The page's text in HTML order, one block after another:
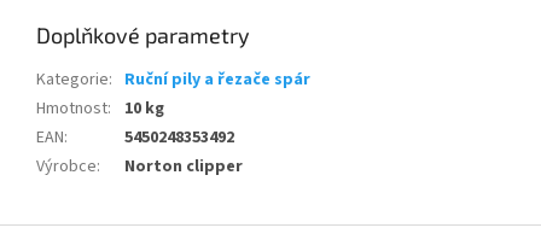
Doplňkové parametry
Kategorie: Ruční pily a řezače spár
Hmotnost:
10 kg
EAN:
5450248353492
Výrobce: Norton clipper